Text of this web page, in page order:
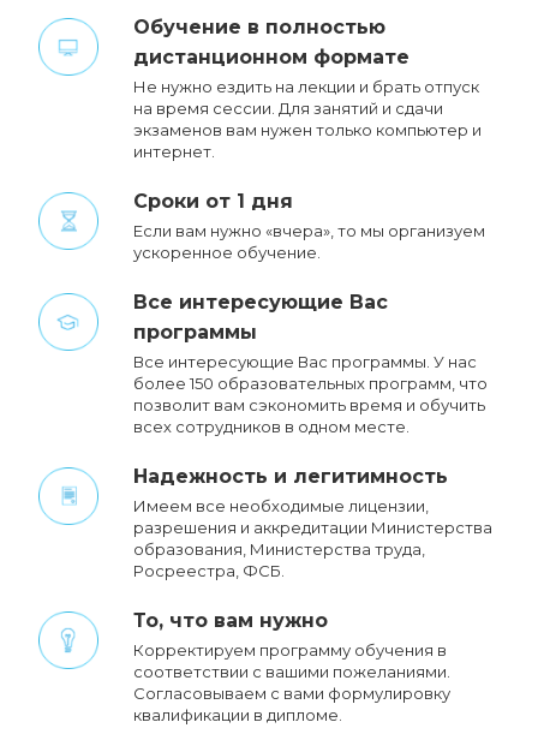
Обучение в полностью
дистанционном формате
Не нужно ездить на лекции и брать отпуск
на время сессии. Для занятий и сдачи
экзаменов вам нужен только компьютер и
интернет.
Сроки от 1 дня
Если вам нужно «вчера», то мы организуем
ускоренное обучение.
Все интересующие Вас
программы
Все интересующие Вас программы. У нас
более 150 образовательных программ, что
позволит вам сэкономить время и обучить
всех сотрудников в одном месте.
Надежность и легитимность
Имеем все необходимые лицензии,
разрешения и аккредитации Министерства
образования, Министерства труда,
Росреестра, ФСБ.
То, что вам нужно
Корректируем программу обучения в
соответствии с вашими пожеланиями.
Cогласовываем с вами формулировку
квалификации в дипломе.